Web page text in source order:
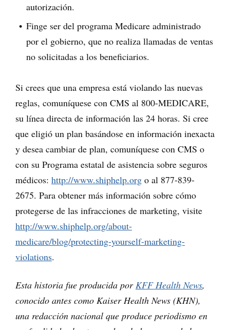
autorización.
Finge ser del programa Medicare administrado
por el gobierno, que no realiza llamadas de ventas
no solicitadas a los beneficiarios.
Si crees que una empresa está violando las nuevas
reglas, comuníquese con CMS al 800-MEDICARE,
su línea directa de información las 24 horas. Si cree
que eligió un plan basándose en información inexacta
y desea cambiar de plan, comuníquese con CMS o
con su Programa estatal de asistencia sobre seguros
médicos: http://www.shiphelp.org o al 877-839-
2675. Para obtener más información sobre cómo
protegerse de las infracciones de marketing, visite
http://www.shiphelp.org/about-
medicare/blog/protecting-yourself-marketing-
violations.
Esta historia fue producida porKFF Health News,
conocido antes como Kaiser Health News (KHN),
una redacción nacional que produce periodismo en